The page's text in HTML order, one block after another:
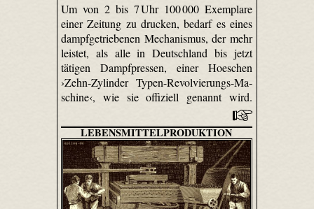
Um von 2 bis 7 Uhr 100 000 Exemplare
einer Zeitung zu drucken, bedarf es eines
dampfgetriebenen Mechanismus, der mehr
leistet, als alle in Deutschland bis jetzt
tätigen Dampfpressen, einer Hoeschen
›Zehn-Zy­linder Typen-Re­vol­vie­rungs-Ma­
schi­ne‹, wie sie offiziell genannt wird.
LEBENSMITTELPRODUKTION